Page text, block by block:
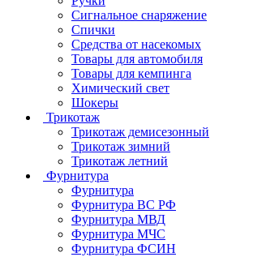
Сигнальное снаряжение
Спички
Средства от насекомых
Товары для автомобиля
Товары для кемпинга
Химический свет
Шокеры
Трикотаж
Трикотаж демисезонный
Трикотаж зимний
Трикотаж летний
Фурнитура
Фурнитура
Фурнитура ВС РФ
Фурнитура МВД
Фурнитура МЧС
Фурнитура ФСИН